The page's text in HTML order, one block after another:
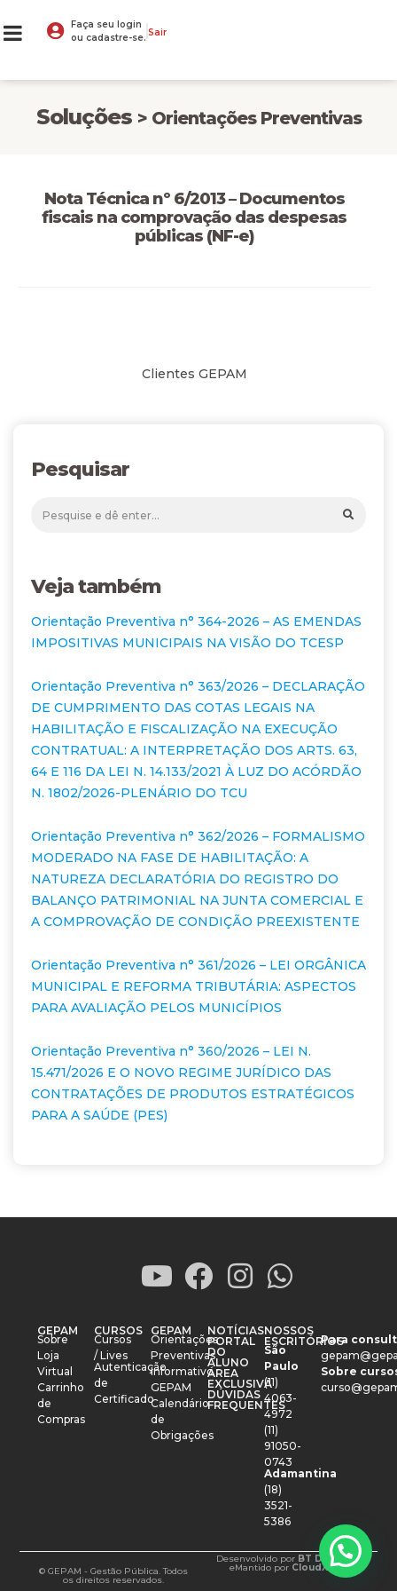
Faça seu login
ou cadastre-se. Sair
Soluções > Orientações Preventivas
Nota Técnica nº 6/2013 – Documentos
fiscais na comprovação das despesas
públicas (NF-e)
Clientes GEPAM
Pesquisar
Veja também
Orientação Preventiva n° 364-2026 – AS EMENDAS
IMPOSITIVAS MUNICIPAIS NA VISÃO DO TCESP
Orientação Preventiva n° 363/2026 – DECLARAÇÃO
DE CUMPRIMENTO DAS COTAS LEGAIS NA
HABILITAÇÃO E FISCALIZAÇÃO NA EXECUÇÃO
CONTRATUAL: A INTERPRETAÇÃO DOS ARTS. 63,
64 E 116 DA LEI N. 14.133/2021 À LUZ DO ACÓRDÃO
N. 1802/2026-PLENÁRIO DO TCU
Orientação Preventiva n° 362/2026 – FORMALISMO
MODERADO NA FASE DE HABILITAÇÃO: A
NATUREZA DECLARATÓRIA DO REGISTRO DO
BALANÇO PATRIMONIAL NA JUNTA COMERCIAL E
A COMPROVAÇÃO DE CONDIÇÃO PREEXISTENTE
Orientação Preventiva n° 361/2026 – LEI ORGÂNICA
MUNICIPAL E REFORMA TRIBUTÁRIA: ASPECTOS
PARA AVALIAÇÃO PELOS MUNICÍPIOS
Orientação Preventiva n° 360/2026 – LEI N.
15.471/2026 E O NOVO REGIME JURÍDICO DAS
CONTRATAÇÕES DE PRODUTOS ESTRATÉGICOS
PARA A SAÚDE (PES)
GEPAM
Sobre
Loja
Virtual
Carrinho
de
Compras
CURSOS
Cursos
/ Lives
Autenticação
de
Certificado
GEPAM
Orientações
Preventivas
Informativo
GEPAM
Calendário
de
Obrigações
NOTÍCIAS
PORTAL
DO
ALUNO
ÁREA
EXCLUSIVA
DÚVIDAS
FREQUENTES
NOSSOS
ESCRITÓRIOS
São
Paulo
(11)
4063-
4972
(11)
91050-
0743
Adamantina
(18)
3521-
5386
Para
Sobre
© GEPAM - Gestão Pública. Todos
os direitos reservados.
Desenvolvido por BT Design
eMantido por CloudXM